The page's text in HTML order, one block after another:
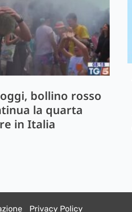
bollino rosso
la quarta
in Italia
Privacy Policy